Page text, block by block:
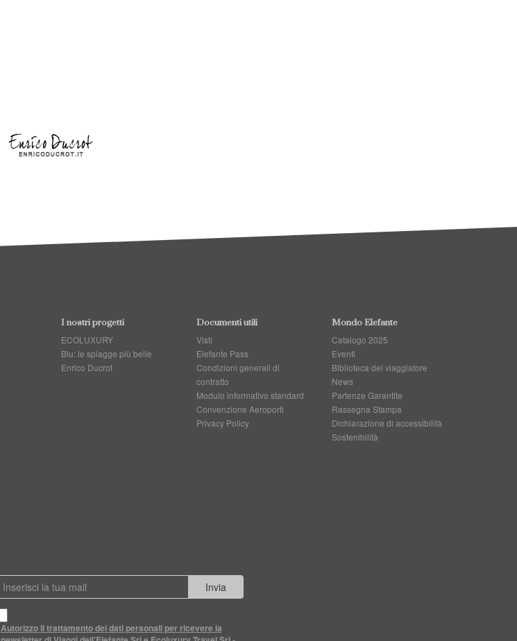
I nostri progetti
ECOLUXURY
Blu: le spiagge più belle
Enrico Ducrot
Documenti utili
Visti
Elefante Pass
Condizioni generali di
contratto
Modulo informativo standard
Convenzione Aeroporti
Privacy Policy
Mondo Elefante
Catalogo 2025
Eventi
Biblioteca del viaggiatore
News
Partenze Garantite
Rassegna Stampa
Dichiarazione di accessibilità
Sostenibilità
Invia
Autorizzo il trattamento dei dati personali per ricevere la